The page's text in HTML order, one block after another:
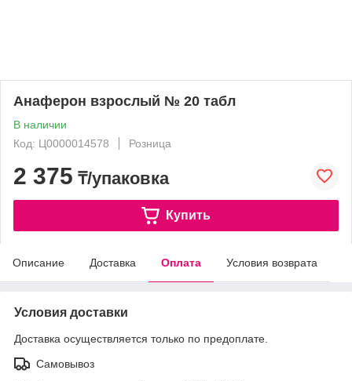
Анаферон взрослый № 20 табл
В наличии
Код: Ц0000014578
Розница
2 375 ₸/упаковка
Купить
Описание Доставка Оплата Условия возврата
Условия доставки
Доставка осуществляется только по предоплате.
Самовывоз